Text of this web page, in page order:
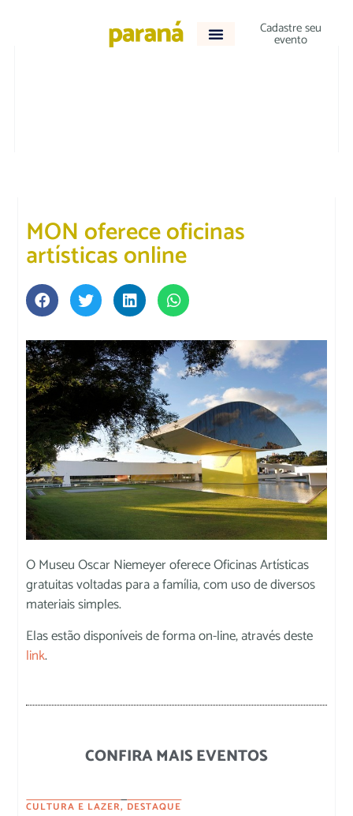
Cadastre seu
evento
MON oferece oficinas
artísticas online
O Museu Oscar Niemeyer oferece Oficinas Artísticas
gratuitas voltadas para a família, com uso de diversos
materiais simples.
Elas estão disponíveis de forma on-line, através deste
link.
CONFIRA MAIS EVENTOS
CULTURA E LAZER, DESTAQUE